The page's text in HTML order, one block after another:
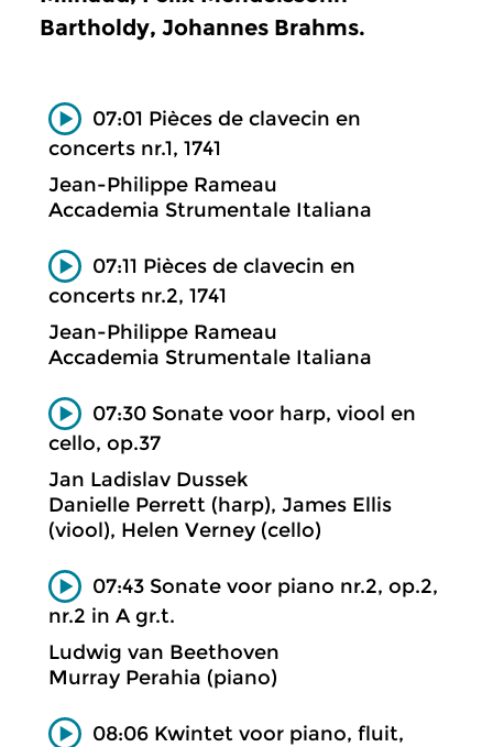
Bartholdy, Johannes Brahms.
07:01 Pièces de clavecin en
concerts nr.1, 1741
Jean-Philippe Rameau
Accademia Strumentale Italiana
07:11 Pièces de clavecin en
concerts nr.2, 1741
Jean-Philippe Rameau
Accademia Strumentale Italiana
07:30 Sonate voor harp, viool en
cello, op.37
Jan Ladislav Dussek
Danielle Perrett (harp), James Ellis
(viool), Helen Verney (cello)
07:43 Sonate voor piano nr.2, op.2,
nr.2 in A gr.t.
Ludwig van Beethoven
Murray Perahia (piano)
08:06 Kwintet voor piano, fluit,